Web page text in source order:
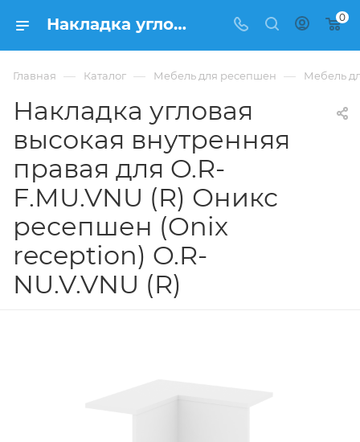
Накладка угловая высокая внутренняя правая для O.R-F.MU.VNU (R) Оникс ресепшен (Onix reception) O.R-NU.V.VNU (R) из ЛДСП купить в Москве, цена 6 132 ₽. - интернет-магазин ФРАНКОМ 0
Главная — Каталог — Мебель для ресепшен — Мебель
Накладка угловая
высокая внутренняя
правая для O.R-
F.MU.VNU (R) Оникс
ресепшен (Onix
reception) O.R-
NU.V.VNU (R)